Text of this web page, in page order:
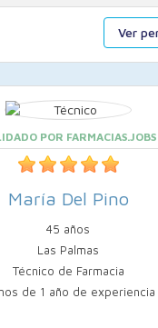
Ver
POR FARMACIAS.JOBS
María Del Pino
45 años
Las Palmas
Técnico de Farmacia
de 1 año de experiencia